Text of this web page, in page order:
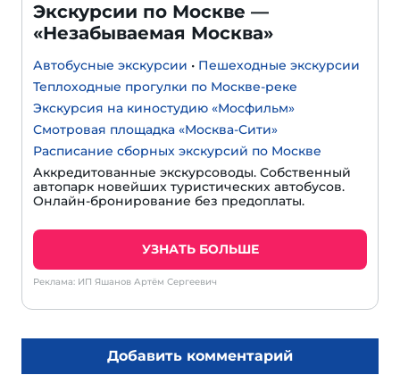
Экскурсии по Москве —
«Незабываемая Москва»
Автобусные экскурсии • Пешеходные экскурсии
Теплоходные прогулки по Москве-реке
Экскурсия на киностудию «Мосфильм»
Смотровая площадка «Москва-Сити»
Расписание сборных экскурсий по Москве
Аккредитованные экскурсоводы. Собственный
автопарк новейших туристических автобусов.
Онлайн-бронирование без предоплаты.
УЗНАТЬ БОЛЬШЕ
Реклама: ИП Яшанов Артём Сергеевич
Добавить комментарий